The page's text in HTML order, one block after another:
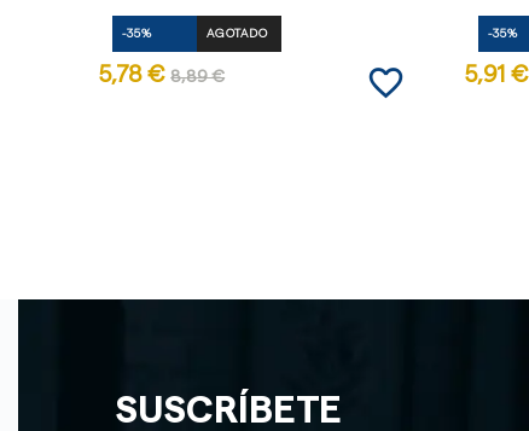
-35% AGOTADO
5,78 € 8,89 € favorite_border
-35%
5,91 €
SUSCRÍBETE